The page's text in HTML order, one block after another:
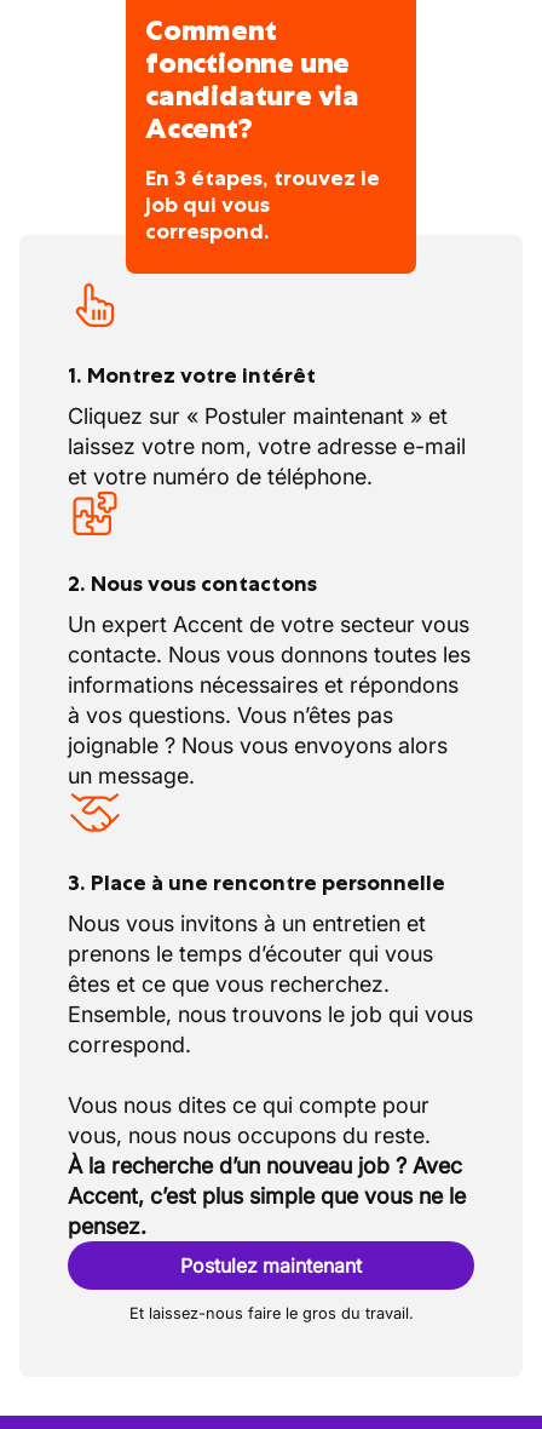
Comment
fonctionne une
candidature via
Accent?
En 3 étapes, trouvez le
job qui vous
correspond.
1. Montrez votre intérêt
Cliquez sur « Postuler maintenant » et
laissez votre nom, votre adresse e-mail
et votre numéro de téléphone.
2. Nous vous contactons
Un expert Accent de votre secteur vous
contacte. Nous vous donnons toutes les
informations nécessaires et répondons
à vos questions. Vous n’êtes pas
joignable ? Nous vous envoyons alors
un message.
3. Place à une rencontre personnelle
Nous vous invitons à un entretien et
prenons le temps d’écouter qui vous
êtes et ce que vous recherchez.
Ensemble, nous trouvons le job qui vous
correspond.
Vous nous dites ce qui compte pour
À la recherche d’un nouveau job ? Avec
Accent, c’est plus simple que vous ne le
pensez.
Postulez maintenant
Et laissez-nous faire le gros du travail.